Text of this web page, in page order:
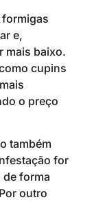
formigas
e,
mais baixo.
cupins
o preço
também
for
de forma
outro